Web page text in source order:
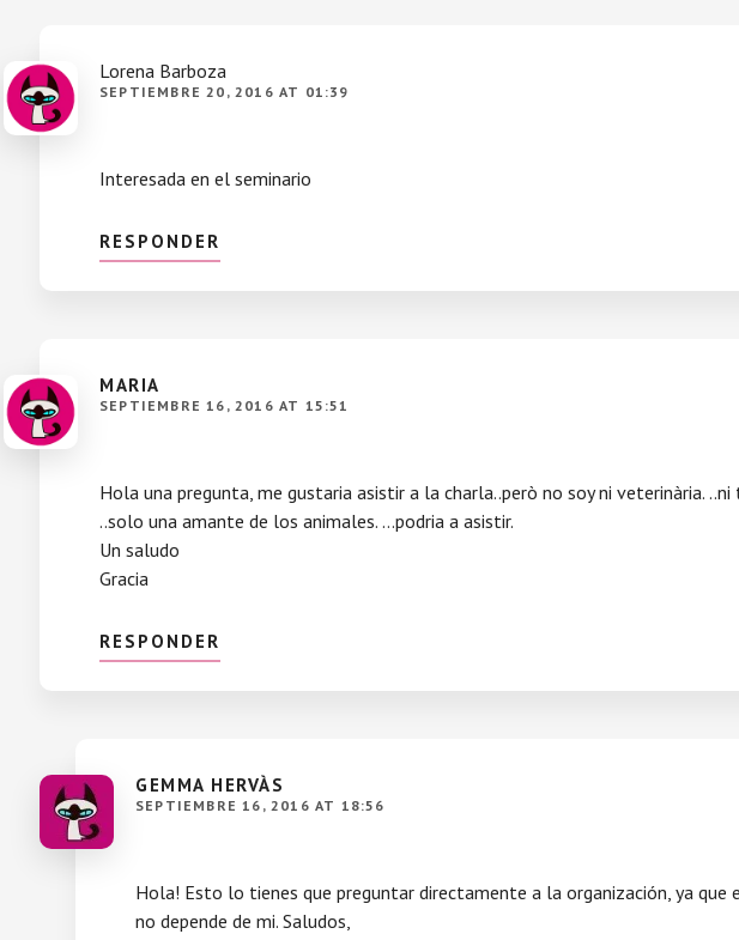
Lorena Barboza
SEPTIEMBRE 20, 2016 AT 01:39
Interesada en el seminario
RESPONDER
MARIA
SEPTIEMBRE 16, 2016 AT 15:51
Hola una pregunta, me gustaria asistir a la charla..però no soy ni veterinària.
..solo una amante de los animales. …podria a asistir.
Un saludo
Gracia
RESPONDER
GEMMA HERVÀS
SEPTIEMBRE 16, 2016 AT 18:56
Hola! Esto lo tienes que preguntar directamente a la organización, ya que
no depende de mi. Saludos,